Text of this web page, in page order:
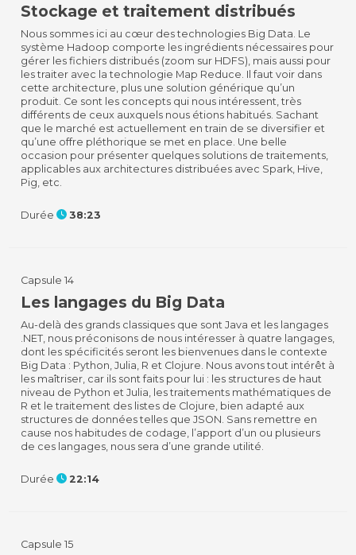
Stockage et traitement distribués
Nous sommes ici au cœur des technologies Big Data. Le
système Hadoop comporte les ingrédients nécessaires pour
gérer les fichiers distribués (zoom sur HDFS), mais aussi pour
les traiter avec la technologie Map Reduce. Il faut voir dans
cette architecture, plus une solution générique qu’un
produit. Ce sont les concepts qui nous intéressent, très
différents de ceux auxquels nous étions habitués. Sachant
que le marché est actuellement en train de se diversifier et
qu’une offre pléthorique se met en place. Une belle
occasion pour présenter quelques solutions de traitements,
applicables aux architectures distribuées avec Spark, Hive,
Pig, etc.
Durée 38:23
Capsule 14
Les langages du Big Data
Au-delà des grands classiques que sont Java et les langages
.NET, nous préconisons de nous intéresser à quatre langages,
dont les spécificités seront les bienvenues dans le contexte
Big Data : Python, Julia, R et Clojure. Nous avons tout intérêt à
les maîtriser, car ils sont faits pour lui : les structures de haut
niveau de Python et Julia, les traitements mathématiques de
R et le traitement des listes de Clojure, bien adapté aux
structures de données telles que JSON. Sans remettre en
cause nos habitudes de codage, l’apport d’un ou plusieurs
de ces langages, nous sera d’une grande utilité.
Durée 22:14
Capsule 15